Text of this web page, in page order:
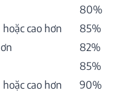
80%
cao hơn
85%
82%
85%
cao hơn
90%